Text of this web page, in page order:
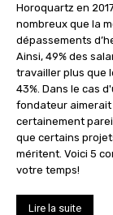
Horoquartz en
nombreux que la
dépassements
Ainsi, 49% des
travailler plus que
43%. Dans le cas
fondateur aimerait
certainement
que certains
méritent. Voici 5
votre temps!
Lire la suite